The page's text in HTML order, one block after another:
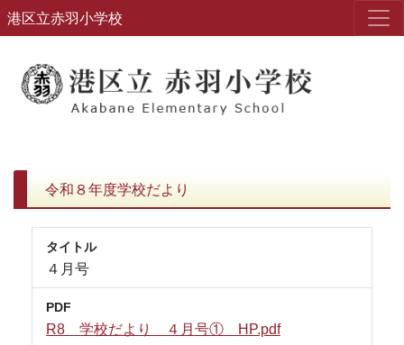
港区立赤羽小学校
令和８年度学校だより
タイトル
４月号
PDF
R8 学校だより ４月号① HP.pdf